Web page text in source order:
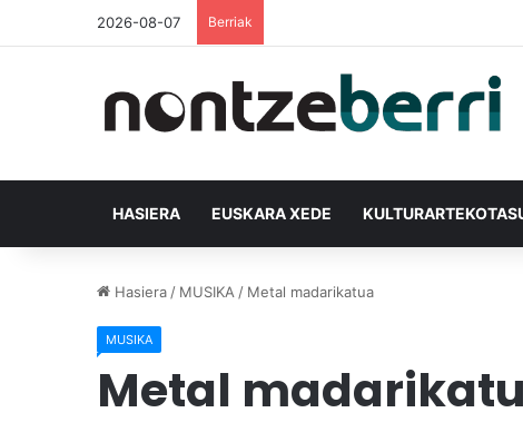
2026-08-07 Berriak
HASIERA EUSKARA XEDE
Hasiera / MUSIKA / Metal madarikatua
MUSIKA
Metal